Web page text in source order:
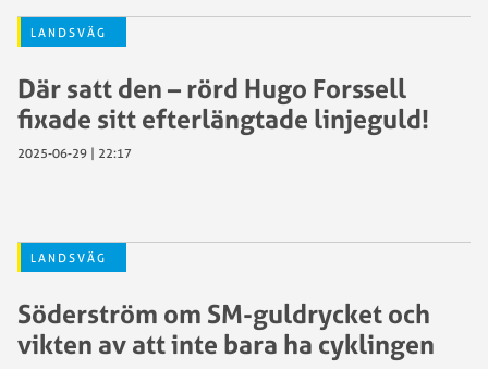
LANDSVÄG
Där satt den – rörd Hugo Forssell
fixade sitt efterlängtade linjeguld!
2025-06-29 | 22:17
LANDSVÄG
Söderström om SM-guldrycket och
vikten av att inte bara ha cyklingen